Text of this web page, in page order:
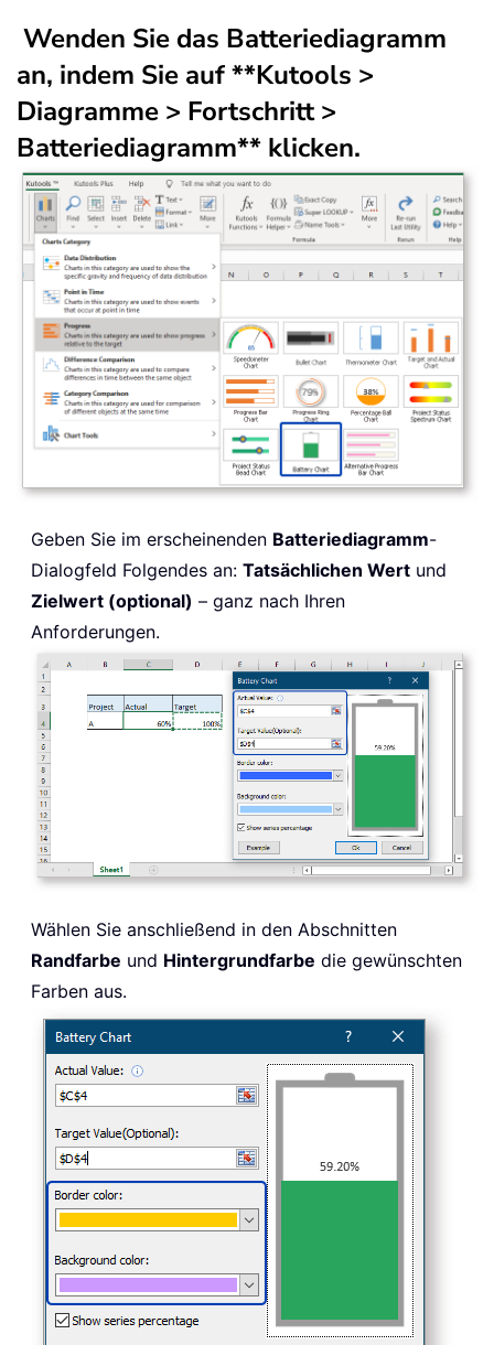
Wenden Sie das Batteriediagramm
an, indem Sie auf **Kutools >
Diagramme > Fortschritt >
Batteriediagramm** klicken.
Geben Sie im erscheinenden Batteriediagramm-
Dialogfeld Folgendes an: Tatsächlichen Wert und
Zielwert (optional) – ganz nach Ihren
Anforderungen.
Wählen Sie anschließend in den Abschnitten
Randfarbe und Hintergrundfarbe die gewünschten
Farben aus.